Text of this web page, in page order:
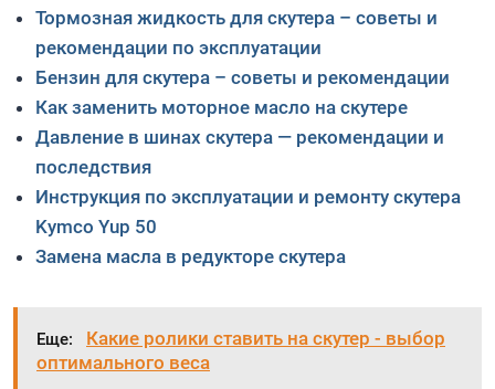
Тормозная жидкость для скутера – советы и
рекомендации по эксплуатации
Бензин для скутера – советы и рекомендации
Как заменить моторное масло на скутере
Давление в шинах скутера — рекомендации и
последствия
Инструкция по эксплуатации и ремонту скутера
Kymco Yup 50
Замена масла в редукторе скутера
Еще:
Какие ролики ставить на скутер - выбор
оптимального веса